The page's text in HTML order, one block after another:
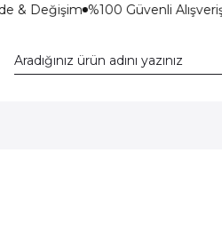
& Değişim %100 Güvenli Alışveriş